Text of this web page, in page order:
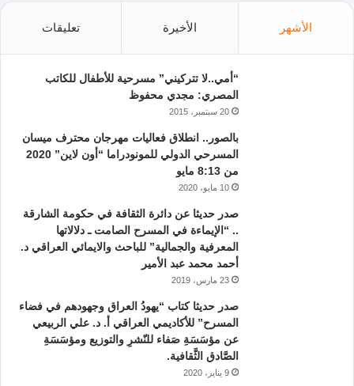
الأشهر الأخيرة تعليقات
“أمي..لا تتركيني” مسرحية للأطفال للكاتب
المصري: مجدي محفوظ
20 سبتمبر، 2015
بالصور.. انطلاق فعاليات مهرجان محترف ميسان
المسرحي الدولي للمونودراما “أون لاين” 2020
من 8:13 مايو
10 مايو، 2020
صدر حديثا عن دائرة الثقافة في حكومة الشارقة
.. “الإيماءة في المسرح الصامت ـ دلالاتها
المعرفية والجمالية” للباحث والايمائي العراقي د.
أحمد محمد عبد الأمير
23 مارس، 2019
صدر حديثا كتاب “يهودُ العراق وجهودهم في فضاء
المسرح” للأكاديمي العراقي أ. د. علي الربيعي
عن مؤسَسَةِ صَفاء للنّشرِ والتوزيع ومؤسَسَةِ
الصَّادق الثَّقافية.
9 يناير، 2020